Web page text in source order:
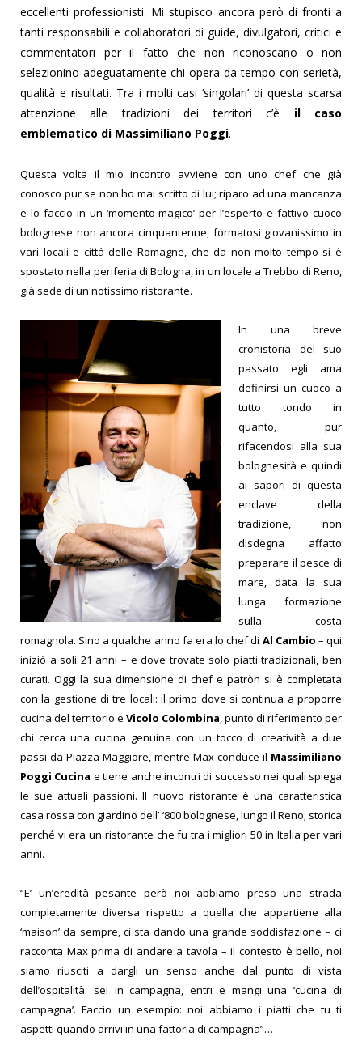
eccellenti professionisti. Mi stupisco ancora però di fronti a
tanti responsabili e collaboratori di guide, divulgatori, critici e
commentatori per il fatto che non riconoscano o non
selezionino adeguatamente chi opera da tempo con serietà,
qualità e risultati. Tra i molti casi ‘singolari’ di questa scarsa
attenzione alle tradizioni dei territori c’è il caso
emblematico di Massimiliano Poggi.
Questa volta il mio incontro avviene con uno chef che già
conosco pur se non ho mai scritto di lui; riparo ad una mancanza
e lo faccio in un ‘momento magico’ per l’esperto e fattivo cuoco
bolognese non ancora cinquantenne, formatosi giovanissimo in
vari locali e città delle Romagne, che da non molto tempo si è
spostato nella periferia di Bologna, in un locale a Trebbo di Reno,
già sede di un notissimo ristorante.
In una breve
cronistoria del suo
passato egli ama
definirsi un cuoco a
tutto tondo in
quanto, pur
rifacendosi alla sua
bolognesità e quindi
ai sapori di questa
enclave della
tradizione, non
disdegna affatto
preparare il pesce di
mare, data la sua
lunga formazione
sulla costa
romagnola. Sino a qualche anno fa era lo chef di Al Cambio – qui
iniziò a soli 21 anni – e dove trovate solo piatti tradizionali, ben
curati. Oggi la sua dimensione di chef e patròn si è completata
con la gestione di tre locali: il primo dove si continua a proporre
cucina del territorio e Vicolo Colombina, punto di riferimento per
chi cerca una cucina genuina con un tocco di creatività a due
passi da Piazza Maggiore, mentre Max conduce il Massimiliano
Poggi Cucina e tiene anche incontri di successo nei quali spiega
le sue attuali passioni.Il nuovo ristorante è una caratteristica
casa rossa con giardino dell’ ‘800 bolognese, lungo il Reno; storica
perché vi era un ristorante che fu tra i migliori 50 in Italia per vari
anni.
“E’ un’eredità pesante però noi abbiamo preso una strada
completamente diversa rispetto a quella che appartiene alla
‘maison’ da sempre, ci sta dando una grande soddisfazione – ci
racconta Max prima di andare a tavola – il contesto è bello, noi
siamo riusciti a dargli un senso anche dal punto di vista
dell’ospitalità: sei in campagna, entri e mangi una ‘cucina di
campagna’. Faccio un esempio: noi abbiamo i piatti che tu ti
aspetti quando arrivi in una fattoria di campagna”…